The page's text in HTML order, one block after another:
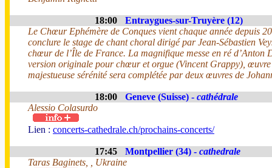
18:00
Entraygues-sur-Truyère (12)
Le Chœur Ephémère de Conques vient chaque année depuis
conclure le stage de chant choral dirigé par Jean-Sébastien
chœur de l’Île de France. La magnifique messe en ré d’Anton
version originale pour chœur et orgue (Vincent Grappy), œuvre
majestueuse sérénité sera complétée par deux œuvres de
18:00 Geneve (Suisse) - cathédrale
Alessio Colasurdo
Lien : concerts-cathedrale.ch/prochains-concerts/
17:45 Montpellier (34) - cathedrale
Taras Baginets, , Ukraine